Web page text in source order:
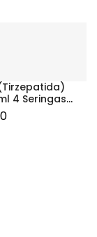
4 Seringas